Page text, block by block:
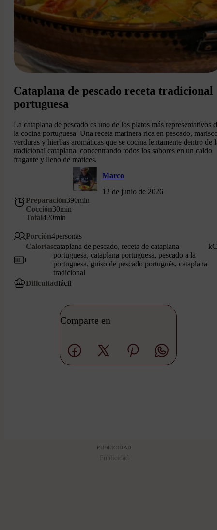
Cataplana de pescado receta tradicional
portuguesa
La cataplana de pescado es uno de los platos más representativos
la cocina portuguesa. Una receta marinera rica en pescado,
verduras y hierbas aromáticas que se cocina lentamente dentro de
tradicional cataplana, concentrando todos los sabores en un caldo
fragante y lleno de matices.
Marco
12 de junio de 2026
Preparación390min
Cocción30min
Total420min
Porción4personas
Caloríascataplana de pescado, receta de cataplana
portuguesa, cataplana portuguesa, pescado a la
portuguesa, guiso de pescado portugués, cataplana
tradicional
Dificultadfácil
Comparte en
PUBLICIDAD
Publicidad